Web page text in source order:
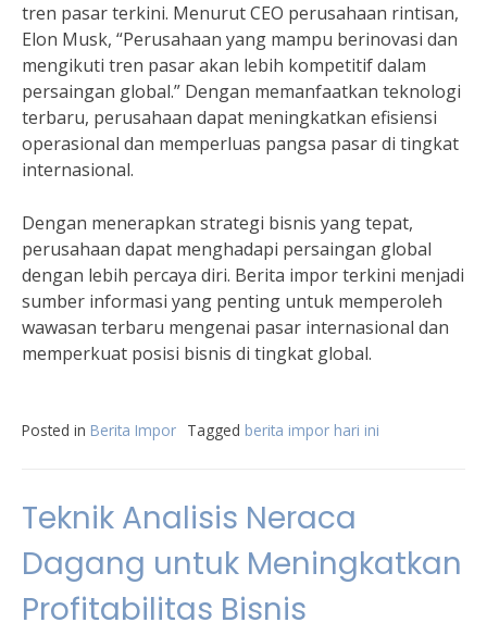
tren pasar terkini. Menurut CEO perusahaan rintisan,
Elon Musk, “Perusahaan yang mampu berinovasi dan
mengikuti tren pasar akan lebih kompetitif dalam
persaingan global.” Dengan memanfaatkan teknologi
terbaru, perusahaan dapat meningkatkan efisiensi
operasional dan memperluas pangsa pasar di tingkat
internasional.
Dengan menerapkan strategi bisnis yang tepat,
perusahaan dapat menghadapi persaingan global
dengan lebih percaya diri. Berita impor terkini menjadi
sumber informasi yang penting untuk memperoleh
wawasan terbaru mengenai pasar internasional dan
memperkuat posisi bisnis di tingkat global.
Posted in Berita Impor Tagged berita impor hari ini
Teknik Analisis Neraca
Dagang untuk Meningkatkan
Profitabilitas Bisnis